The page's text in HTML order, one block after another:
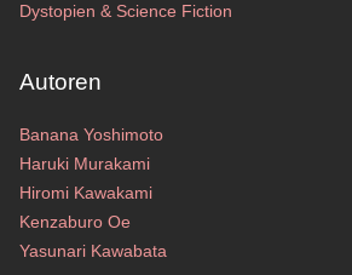
Dystopien & Science Fiction
Autoren
Banana Yoshimoto
Haruki Murakami
Hiromi Kawakami
Kenzaburo Oe
Yasunari Kawabata